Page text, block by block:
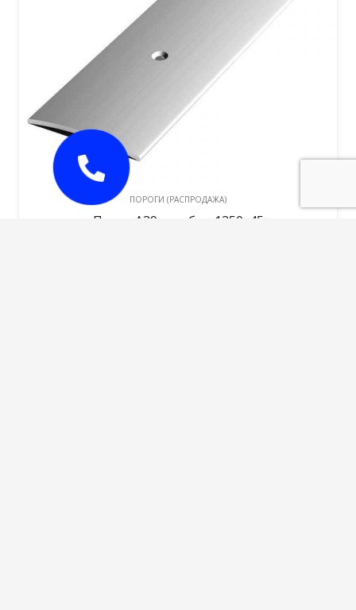
ПОРОГИ (РАСПРОДАЖА)
Порог А39 серебро 1350х45